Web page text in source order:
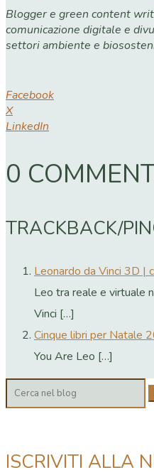
Blogger e green content
comunicazione digitale e
settori ambiente e
Facebook
X
LinkedIn
0
TRACKBACK/
Leonardo da Vinci 3D |
Leo tra reale e virtuale
Vinci […]
Cinque libri per Natale
You Are Leo […]
Cerca:
ISCRIVITI ALLA